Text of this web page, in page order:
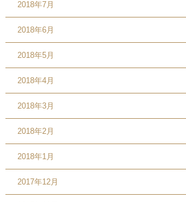
2018年7月
2018年6月
2018年5月
2018年4月
2018年3月
2018年2月
2018年1月
2017年12月